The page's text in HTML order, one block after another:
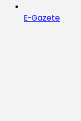
E-Gazete